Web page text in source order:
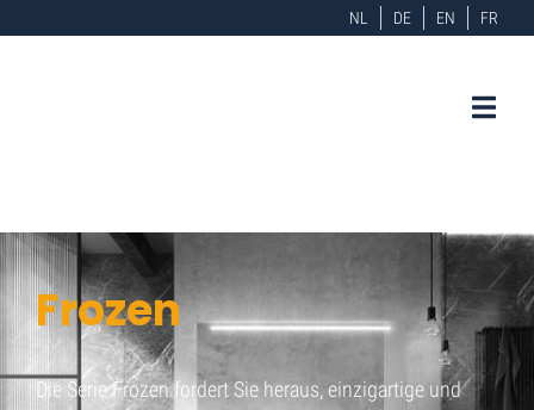
NL DE EN FR
Frozen
Die Serie Frozen fordert Sie heraus, einzigartige und